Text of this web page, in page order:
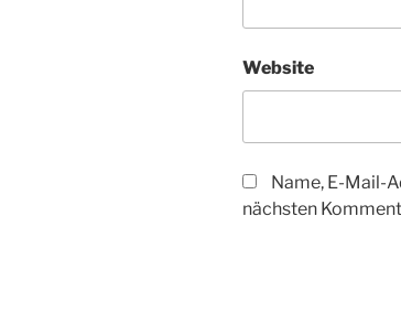
Website
Name, E-Mail-
nächsten